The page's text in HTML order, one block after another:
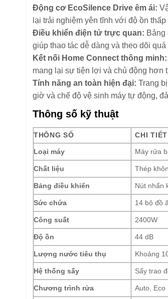
Động cơ EcoSilence Drive êm ái:
lại trải nghiệm yên tĩnh với độ ồn
Điều khiển điện tử trực quan: Bảng
giúp thao tác dễ dàng và theo dõi
Kết nối Home Connect thông minh:
mang lại sự tiện lợi và chủ động hơn
Tính năng an toàn hiện đại: Trang
giờ và chế độ vệ sinh máy tự động,
Thông số kỹ thuật
THÔNG SỐ CHI TIẾT
Loại máy Máy rửa
Chất liệu Thép
Bảng điều khiển Nút nhấn
Sức chứa 14 bộ đồ
Công suất 2400W
Độ ồn 44 dB
Lượng nước tiêu thụ Khoảng
Hệ thống sấy Sấy trao
Chương trình rửa Auto, Eco